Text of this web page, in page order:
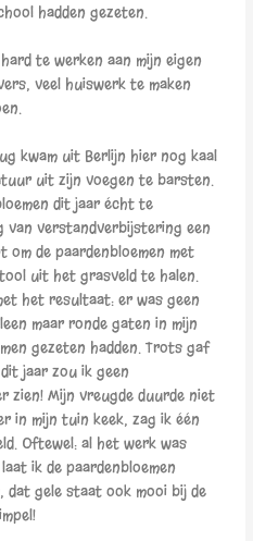
hadden gezeten.
te werken aan mijn eigen
veel huiswerk te maken
kwam uit Berlijn hier nog kaal
uit zijn voegen te barsten.
dit jaar écht te
van verstandverbijstering een
de paardenbloemen met
uit het grasveld te halen.
het resultaat: er was geen
maar ronde gaten in mijn
gezeten hadden. Trots gaf
jaar zou ik geen
zien! Mijn vreugde duurde niet
in mijn tuin keek, zag ik één
Oftewel: al het werk was
ik de paardenbloemen
dat gele staat ook mooi bij de